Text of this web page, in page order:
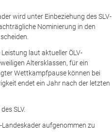
wird unter Einbeziehung des SLV-
Nominierung in den
laut aktueller ÖLV-
Altersklassen, für ein
Wettkampfpause können bei
endet ein Jahr nach der letzten
SLV.
aufgenommen zu